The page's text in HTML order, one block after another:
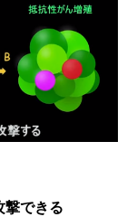
撃できる